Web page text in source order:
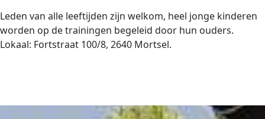
Leden van alle leeftijden zijn welkom, heel jonge kinderen
worden op de trainingen begeleid door hun ouders.
Lokaal: Fortstraat 100/8, 2640 Mortsel.